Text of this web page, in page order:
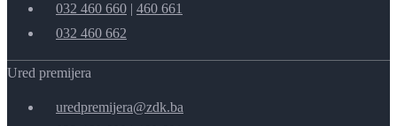
032 460 660 | 460 661
032 460 662
Ured premijera
uredpremijera@zdk.ba